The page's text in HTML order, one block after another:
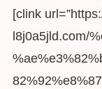
[clink
l8j0a5jld.com/